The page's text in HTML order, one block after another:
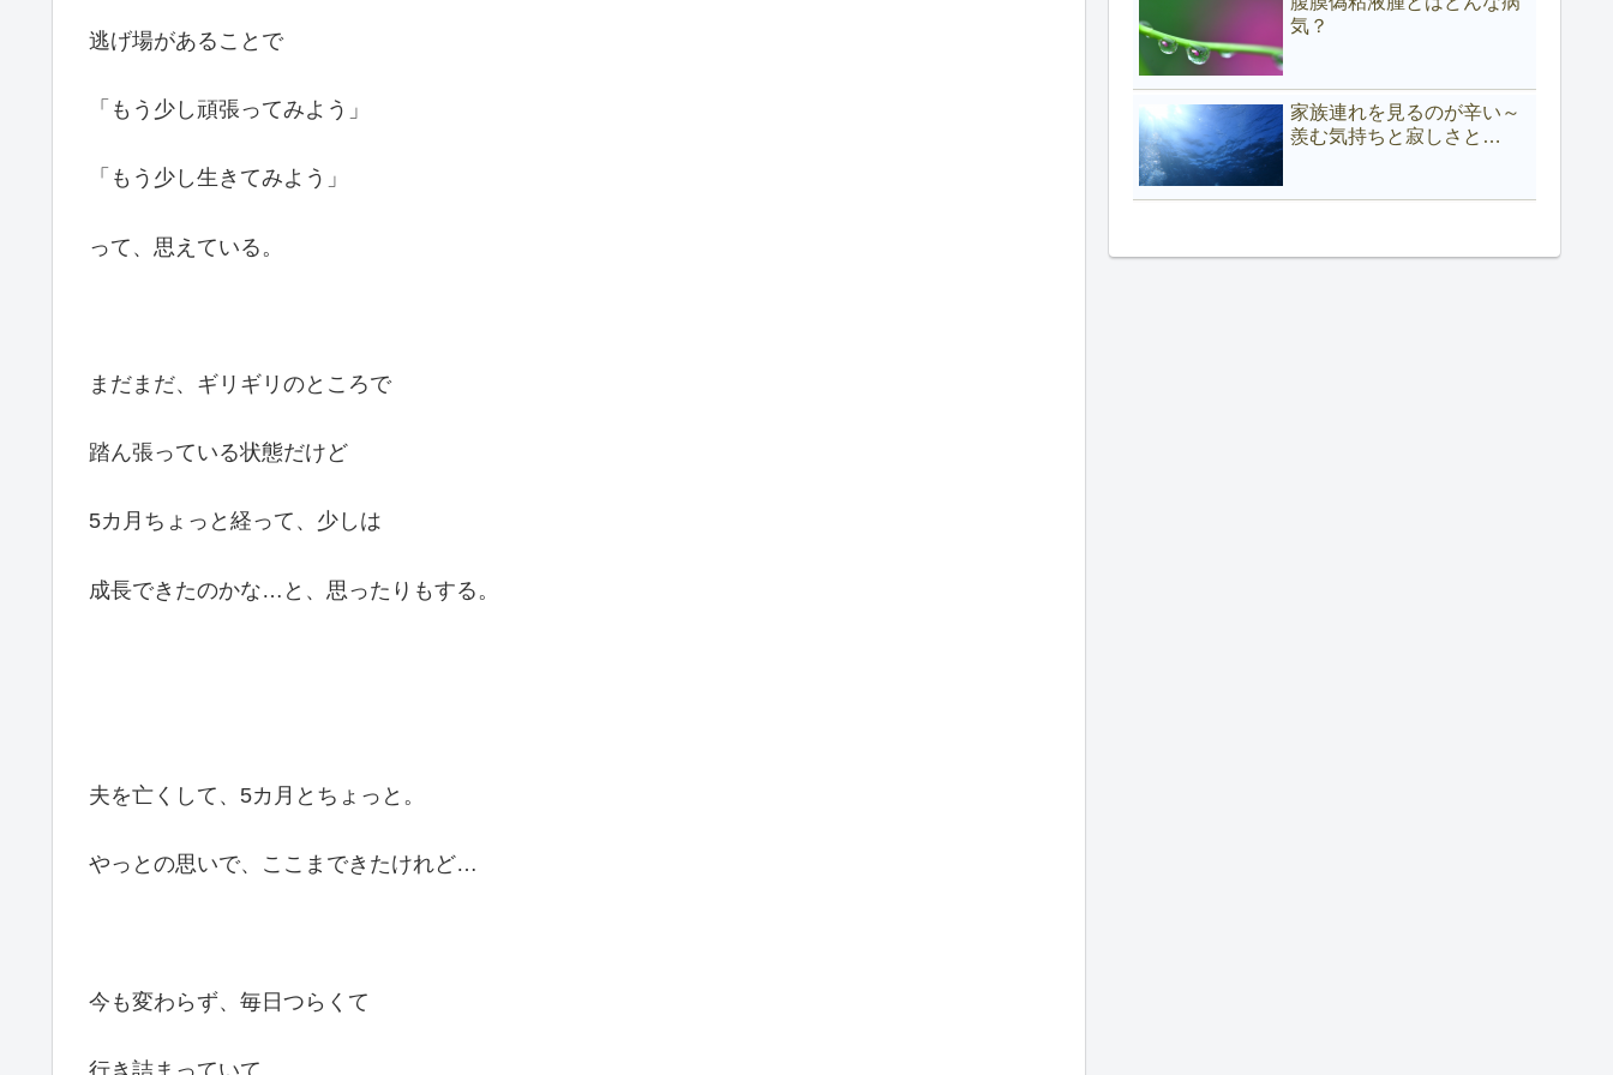
逃げ場があることで
「もう少し頑張ってみよう」
「もう少し生きてみよう」
って、思えている。
まだまだ、ギリギリのところで
踏ん張っている状態だけど
5カ月ちょっと経って、少しは
成長できたのかな…と、思ったりもする。
夫を亡くして、5カ月とちょっと。
やっとの思いで、ここまできたけれど…
今も変わらず、毎日つらくて
行き詰まっていて
気？
家族連れを見るのが辛い～
羨む気持ちと寂しさと…